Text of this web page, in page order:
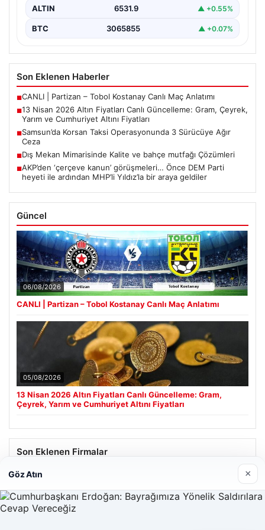
ALTIN 6531.9 ▲ +0.55%
BTC 3065855 ▲ +0.07%
Son Eklenen Haberler
■CANLI | Partizan – Tobol Kostanay Canlı Maç Anlatımı
■13 Nisan 2026 Altın Fiyatları Canlı Güncelleme: Gram, Çeyrek,
Yarım ve Cumhuriyet Altını Fiyatları
■Samsun’da Korsan Taksi Operasyonunda 3 Sürücüye Ağır
Ceza
■Dış Mekan Mimarisinde Kalite ve bahçe mutfağı Çözümleri
■AKP’den ‘çerçeve kanun’ görüşmeleri… Önce DEM Parti
heyeti ile ardından MHP’li Yıldız’la bir araya geldiler
Güncel
06/08/2026
CANLI | Partizan – Tobol Kostanay Canlı Maç Anlatımı
05/08/2026
13 Nisan 2026 Altın Fiyatları Canlı Güncelleme: Gram,
Çeyrek, Yarım ve Cumhuriyet Altını Fiyatları
Son Eklenen Firmalar
Göz Atın ×